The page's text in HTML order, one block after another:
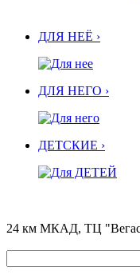
ДЛЯ НЕЁ ›
ДЛЯ НЕГО ›
ДЕТСКИЕ ›
24 км МКАД, ТЦ